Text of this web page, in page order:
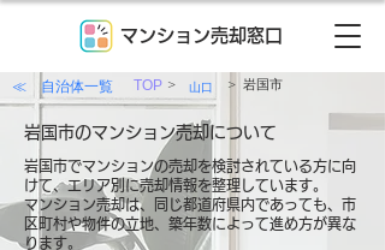
マンション売却窓口
≪ 自治体一覧 TOP > 山口 > 岩国市
岩国市のマンション売却について
岩国市でマンションの売却を検討されている方に向
けて、エリア別に売却情報を整理しています。
マンション売却は、同じ都道府県内であっても、市
区町村や物件の立地、築年数によって進め方が異な
ります。